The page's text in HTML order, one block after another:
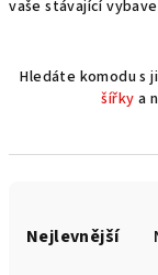
vaše stávající
Hledáte komodu s
šířky a
Nejlevnější